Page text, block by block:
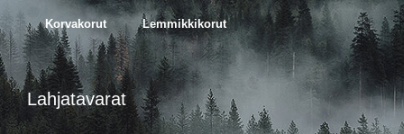
Korvakorut Lemmikkikorut
Lahjatavarat